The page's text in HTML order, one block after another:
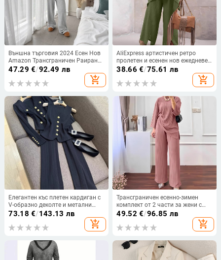
Външна търговия 2024 Есен Нов
Amazon Трансграничен Раиран
Дълъг Ръкав Лодка Яка Топ и
костюм Панталон с Широки
Крака
47.29 €/92.49 лв
add_shopping_cart
AliExpress артистичен ретро
пролетен и есенен нов ежедневен
костюм от две части, свободен,
за отслабване, европейски и
американски модни дамски
38.66 €/75.61 лв
add_shopping_cart
Елегантен къс плетен кардиган с
V-образно деколте и метални
копчета Vanlu + жилетка +
широки панталони, модерен
костюм
73.18 €/143.13 лв
add_shopping_cart
Трансграничен есенно-зимен
комплект от 2 части за жени с
дълъг ръкав и широки панталони,
едноцветен, ежедневен спортен
комплект от 2 части
49.52 €/96.85 лв
add_shopping_cart